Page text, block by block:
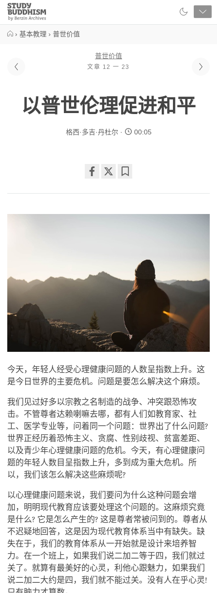
Close
Study
Buddhism
› 基本教理 › 普世价值
普世价值
文章 12 一 23
以普世伦理促进和平
格西·多吉·丹杜尔 00:05
on
今天，年轻人经受心理健康问题的人数呈指数上升。这
是今日世界的主要危机。问题是要怎么解决这个麻烦。
我们见过好多以宗教之名制造的战争、冲突跟恐怖攻
击。不管尊者达赖喇嘛去哪，都有人们如教育家、社
工、医学专业等，问着同一个问题：世界出了什么问题?
世界正经历着恐怖主义、贪腐、性别歧视、贫富差距、
以及青少年心理健康问题的危机。今天，有心理健康问
题的年轻人数目呈指数上升，多到成为重大危机。所
以，我们该怎么解决这些麻烦呢?
以心理健康问题来说，我们要问为什么这种问题会增
加，明明现代教育应该要处理这个问题的。这麻烦究竟
是什么? 它是怎么产生的? 这是尊者常被问到的。尊者从
不迟疑地回答，这是因为现代教育体系当中有缺失。缺
失在于，我们的教育体系从一开始就是设计来培养智
力。在一个班上，如果我们说二加二等于四，我们就过
关了。就算有最美好的心灵，利他心跟魅力，如果我们
说二加二大约是四，我们就不能过关。没有人在乎心灵!